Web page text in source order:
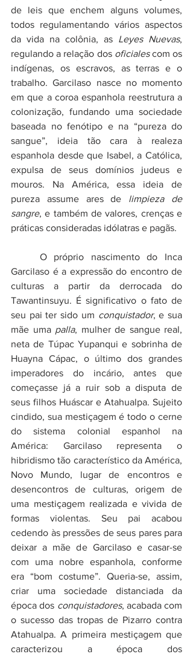
de leis que enchem alguns volumes,
todos regulamentando vários aspectos
da vida na colônia, as Leyes Nuevas,
regulando a relação dos oficiales com os
indígenas, os escravos, as terras e o
trabalho. Garcilaso nasce no momento
em que a coroa espanhola reestrutura a
colonização, fundando uma sociedade
baseada no fenótipo e na “pureza do
sangue”, ideia tão cara à realeza
espanhola desde que Isabel, a Católica,
expulsa de seus domínios judeus e
mouros. Na América, essa ideia de
pureza assume ares de limpieza de
sangre, e também de valores, crenças e
práticas consideradas idólatras e pagãs.
Garcilaso é a expressão do encontro de
culturas a partir da derrocada do
Tawantinsuyu. É significativo o fato de
seu pai ter sido um conquistador, e sua
mãe uma palla, mulher de sangue real,
neta de Túpac Yupanqui e sobrinha de
Huayna Cápac, o último dos grandes
imperadores do incário, antes que
começasse já a ruir sob a disputa de
seus filhos Huáscar e Atahualpa. Sujeito
cindido, sua mestiçagem é todo o cerne
do sistema colonial espanhol na
América: Garcilaso representa o
hibridismo tão característico da América,
Novo Mundo, lugar de encontros e
desencontros de culturas, origem de
uma mestiçagem realizada e vivida de
formas violentas. Seu pai acabou
cedendo às pressões de seus pares para
deixar a mãe de Garcilaso e casar-se
com uma nobre espanhola, conforme
era “bom costume”. Queria-se, assim,
criar uma sociedade distanciada da
época dos conquistadores, acabada com
o sucesso das tropas de Pizarro contra
Atahualpa. A primeira mestiçagem que
caracterizou a época dos